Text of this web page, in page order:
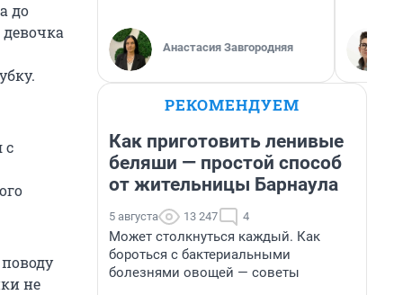
до
с
не
Анастасия Завгородняя
РЕКОМЕНДУЕМ
Как приготовить ленивые
беляши — простой способ
от жительницы Барнаула
5 августа 13 247 4
Может столкнуться каждый. Как
бороться с бактериальными
болезнями овощей — советы